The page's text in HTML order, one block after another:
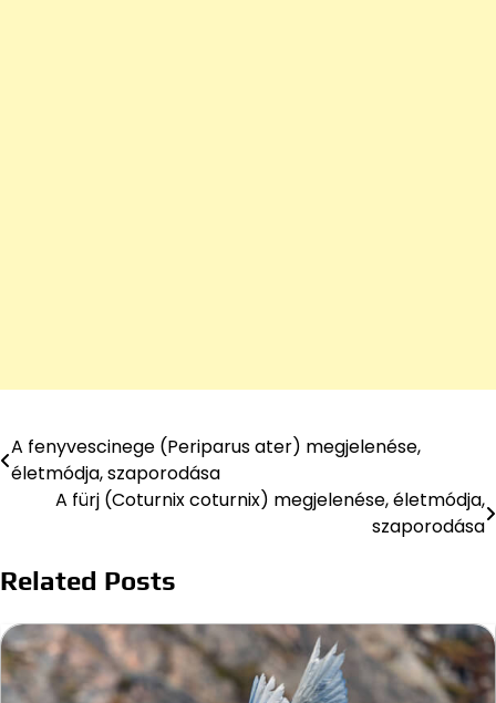
Bejegyzés
navigáció
A fenyvescinege (Periparus ater) megjelenése,
életmódja, szaporodása
A fürj (Coturnix coturnix) megjelenése, életmódja,
szaporodása
Related Posts